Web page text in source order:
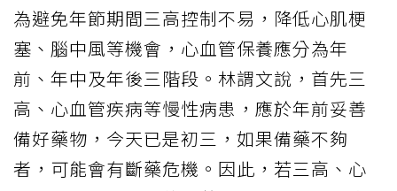
為避免年節期間三高控制不易，降低心肌梗
塞、腦中風等機會，心血管保養應分為年
前、年中及年後三階段。林謂文說，首先三
高、心血管疾病等慢性病患，應於年前妥善
備好藥物，今天已是初三，如果備藥不夠
者，可能會有斷藥危機。因此，若三高、心